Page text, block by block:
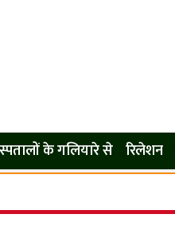
के गलियारे से रिलेशन